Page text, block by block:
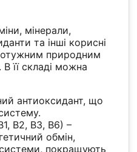
мінерали,
та інші корисні
природним
її складі можна
антиоксидант, що
B2, B3, B6) –
обмін,
покращують